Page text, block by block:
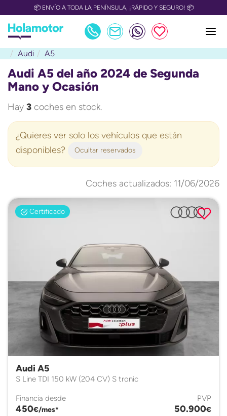
📦 ENVÍO A TODA LA PENÍNSULA, ¡RÁPIDO Y SEGURO! 📦
Audi A5
Audi A5 del año 2024 de Segunda
Mano y Ocasión
Hay 3 coches en stock.
¿Quieres ver solo los vehículos que están
disponibles?
Ocultar reservados
Coches actualizados: 11/06/2026
Certificado
Audi A5
S Line TDI 150 kW (204 CV) S tronic
Financia desde
450€/mes*
PVP
50.900€